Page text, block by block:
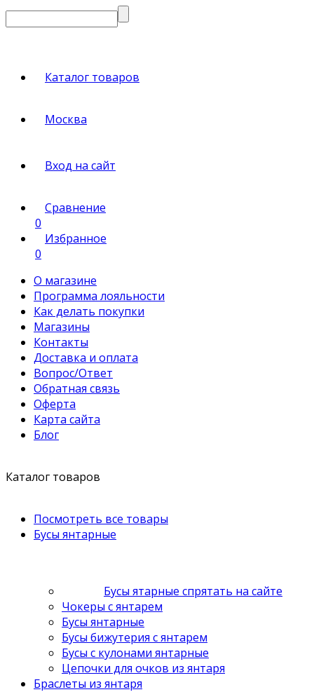
Каталог товаров
Москва
Вход на сайт
Сравнение
0
Избранное
0
О магазине
Программа лояльности
Как делать покупки
Магазины
Контакты
Доставка и оплата
Вопрос/Ответ
Обратная связь
Оферта
Карта сайта
Блог
Каталог товаров
Посмотреть все товары
Бусы янтарные
Бусы ятарные спрятать на сайте
Чокеры с янтарем
Бусы янтарные
Бусы бижутерия с янтарем
Бусы с кулонами янтарные
Цепочки для очков из янтаря
Браслеты из янтаря